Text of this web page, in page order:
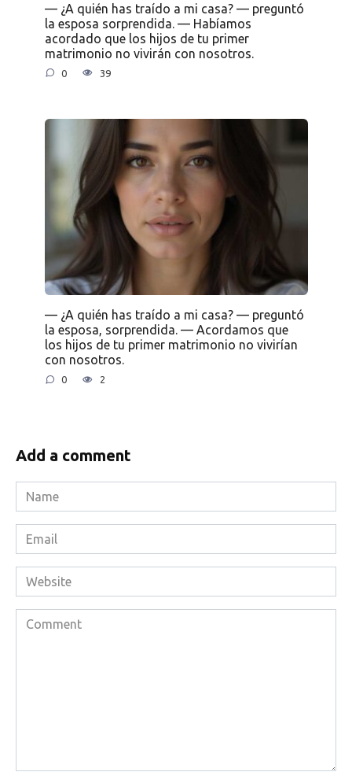
— ¿A quién has traído a mi casa? — preguntó
la esposa sorprendida. — Habíamos
acordado que los hijos de tu primer
matrimonio no vivirán con nosotros.
0 39
— ¿A quién has traído a mi casa? — preguntó
la esposa, sorprendida. — Acordamos que
los hijos de tu primer matrimonio no vivirían
con nosotros.
0 2
Add a comment
Name
*
Email
*
Website
Comment